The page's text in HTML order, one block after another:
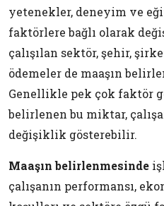
yetenekler, deneyim ve
faktörlere bağlı olarak
çalışılan sektör, şehir,
ödemeler de maaşın
Genellikle pek çok faktör
belirlenen bu miktar,
değişiklik gösterebilir.
Maaşın belirlenmesinde
çalışanın performansı,